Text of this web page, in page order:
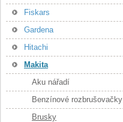
Fiskars
Gardena
Hitachi
Makita
Aku nářadí
Benzínové rozbrušovačky
Brusky